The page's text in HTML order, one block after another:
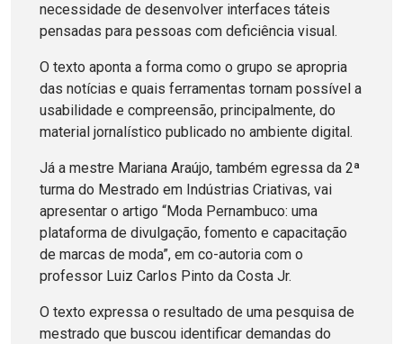
necessidade de desenvolver interfaces táteis
pensadas para pessoas com deficiência visual.
O texto aponta a forma como o grupo se apropria
das notícias e quais ferramentas tornam possível a
usabilidade e compreensão, principalmente, do
material jornalístico publicado no ambiente digital.
Já a mestre Mariana Araújo, também egressa da 2ª
turma do Mestrado em Indústrias Criativas, vai
apresentar o artigo “Moda Pernambuco: uma
plataforma de divulgação, fomento e capacitação
de marcas de moda”, em co-autoria com o
professor Luiz Carlos Pinto da Costa Jr.
O texto expressa o resultado de uma pesquisa de
mestrado que buscou identificar demandas do